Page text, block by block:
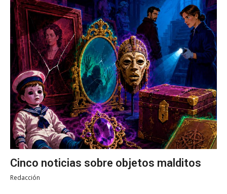
Cinco noticias sobre objetos malditos
Redacción